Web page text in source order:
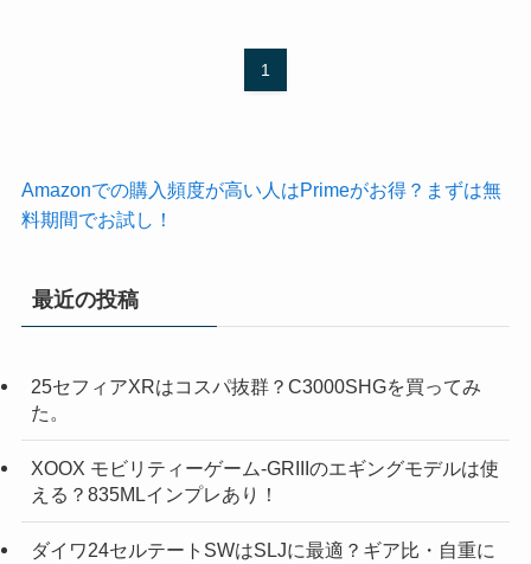
1
Amazonでの購入頻度が高い人はPrimeがお得？まずは無
料期間でお試し！
最近の投稿
25セフィアXRはコスパ抜群？C3000SHGを買ってみ
た。
XOOX モビリティーゲーム-GRIIIのエギングモデルは使
える？835MLインプレあり！
ダイワ24セルテートSWはSLJに最適？ギア比・自重に